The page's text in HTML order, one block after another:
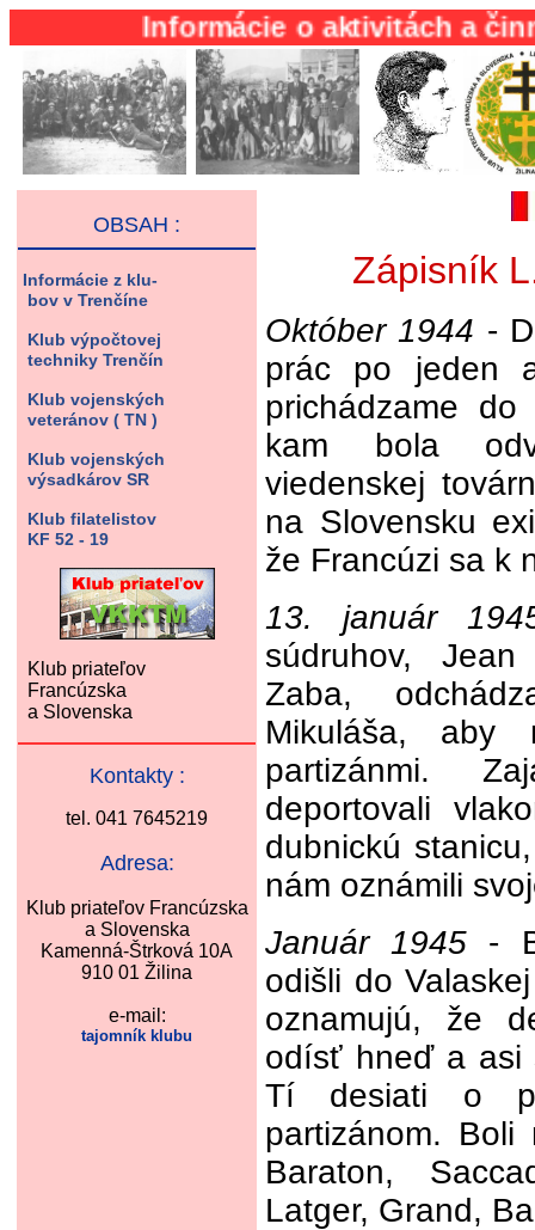
Informácie o aktivitách a činnosti
OBSAH :
Informácie z klu-
bov v Trenčíne
Klub výpočtovej
techniky Trenčín
Klub vojenských
veteránov ( TN )
Klub vojenských
výsadkárov SR
Klub filatelistov
KF 52 - 19
Klub priateľov
Francúzska
a Slovenska
Kontakty :
tel. 041 7645219
Adresa:
Klub priateľov Francúzska
a Slovenska
Kamenná-Štrková 10A
910 01 Žilina
e-mail:
tajomník klubu
Zápisník
Október 1944 -
prác po jeden
prichádzame
kam bola
viedenskej
na Slovensku
že Francúzi sa k
13. január
súdruhov,
Zaba,
Mikuláša, aby
partizánmi.
deportovali
dubnickú
nám oznámili
Január 1945 -
odišli do
oznamujú, že
odísť hneď a asi
Tí desiati o
partizánom.
Baraton,
Latger, Grand,